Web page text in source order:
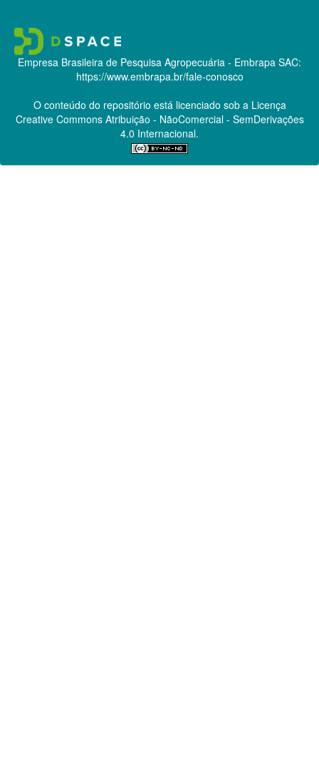
Empresa Brasileira de Pesquisa Agropecuária - Embrapa SAC:
https://www.embrapa.br/fale-conosco
O conteúdo do repositório está licenciado sob a Licença
Creative CommonsAtribuição - NãoComercial - SemDerivações
4.0 Internacional.